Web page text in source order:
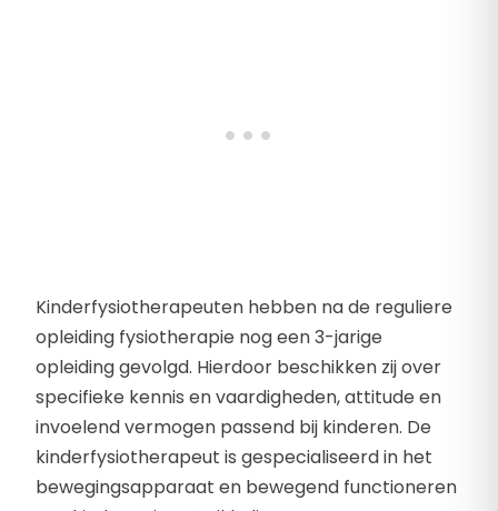
Kinderfysiotherapeuten hebben na de reguliere
opleiding fysiotherapie nog een 3-jarige
opleiding gevolgd. Hierdoor beschikken zij over
specifieke kennis en vaardigheden, attitude en
invoelend vermogen passend bij kinderen. De
kinderfysiotherapeut is gespecialiseerd in het
bewegingsapparaat en bewegend functioneren